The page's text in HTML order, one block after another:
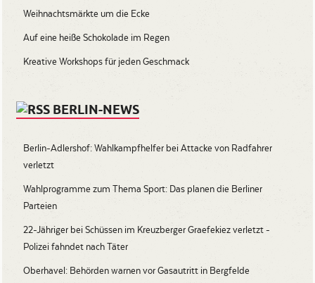
Weihnachtsmärkte um die Ecke
Auf eine heiße Schokolade im Regen
Kreative Workshops für jeden Geschmack
BERLIN-NEWS
Berlin-Adlershof: Wahlkampfhelfer bei Attacke von Radfahrer
verletzt
Wahlprogramme zum Thema Sport: Das planen die Berliner
Parteien
22-Jähriger bei Schüssen im Kreuzberger Graefekiez verletzt -
Polizei fahndet nach Täter
Oberhavel: Behörden warnen vor Gasautritt in Bergfelde